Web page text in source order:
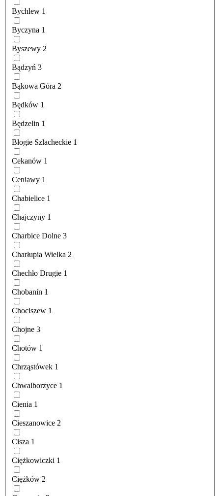
Bychlew 1
Byczyna 1
Byszewy 2
Bądzyń 3
Bąkowa Góra 2
Będków 1
Będzelin 1
Błogie Szlacheckie 1
Cekanów 1
Ceniawy 1
Chabielice 1
Chajczyny 1
Charbice Dolne 3
Charłupia Wielka 2
Chechło Drugie 1
Chobanin 1
Chociszew 1
Chojne 3
Chotów 1
Chrząstówek 1
Chwalborzyce 1
Cienia 1
Cieszanowice 2
Cisza 1
Ciężkowiczki 1
Ciężków 2